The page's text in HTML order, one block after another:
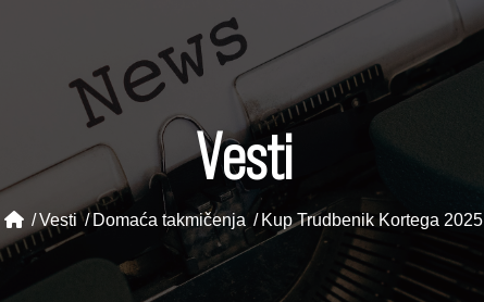
Vesti
Vesti Domaća takmičenja Kup Trudbenik Kortega 2025